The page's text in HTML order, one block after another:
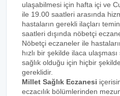
ulaşabilmesi için hafta içi ve
ile 19.00 saatleri arasında
hastaların gerekli ilaçları
saatleri dışında nöbetçi
Nöbetçi eczaneler ile
hızlı bir şekilde ilaca
sağlık olduğu için hiçbir
gereklidir.
Millet Sağlık Eczanesi
eczacılık bölümlerinden